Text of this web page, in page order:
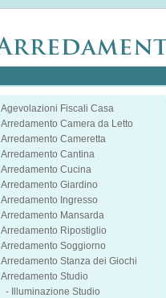
Agevolazioni Fiscali Casa
Arredamento Camera da Letto
Arredamento Cameretta
Arredamento Cantina
Arredamento Cucina
Arredamento Giardino
Arredamento Ingresso
Arredamento Mansarda
Arredamento Ripostiglio
Arredamento Soggiorno
Arredamento Stanza dei Giochi
Arredamento Studio
-
Illuminazione Studio